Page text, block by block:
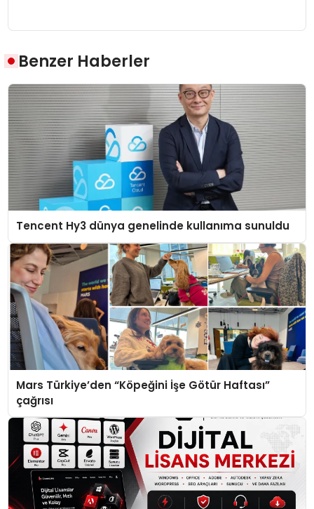
Benzer Haberler
Tencent Hy3 dünya genelinde kullanıma sunuldu
Mars Türkiye’den “Köpeğini İşe Götür Haftası”
çağrısı